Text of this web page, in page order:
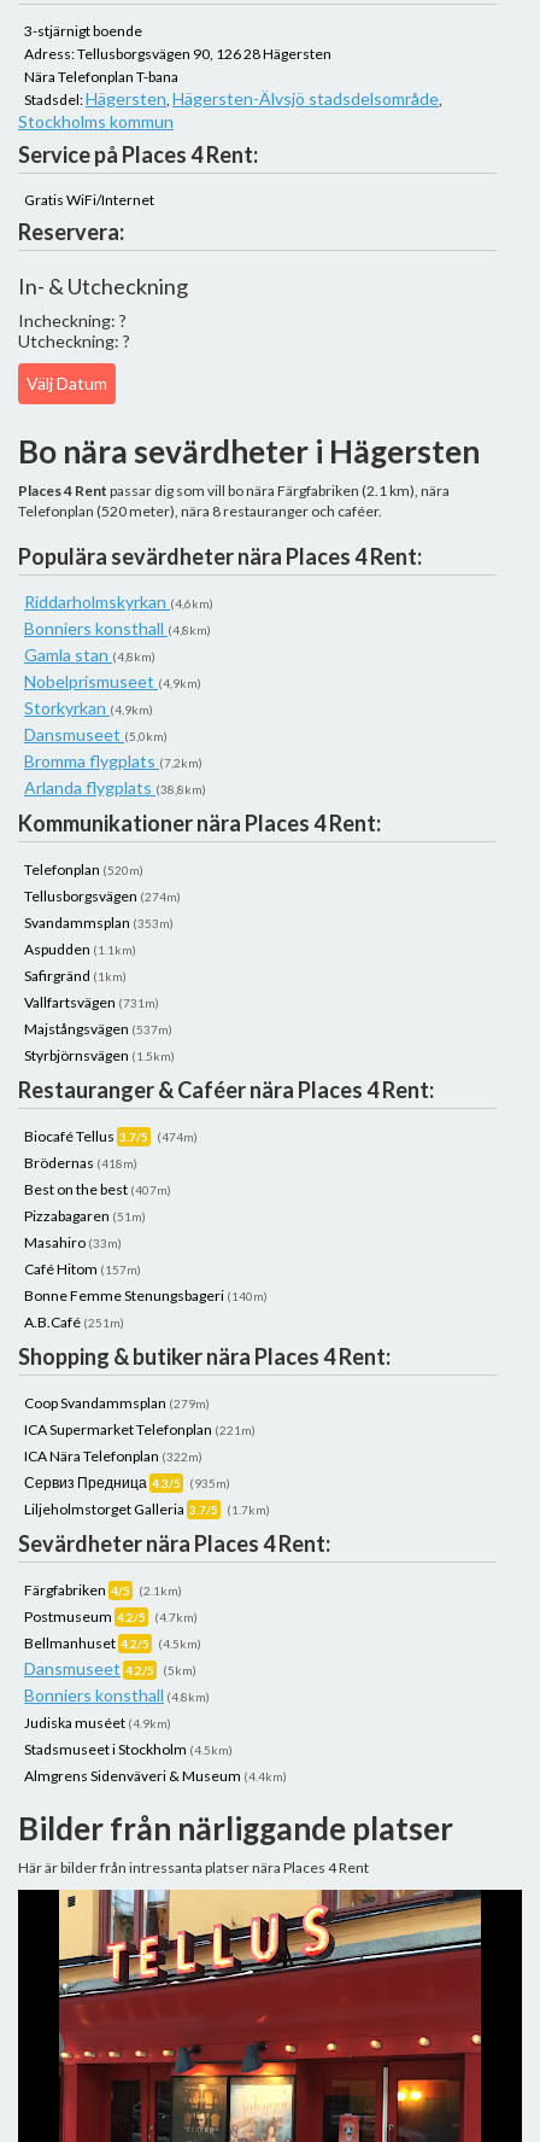
3-stjärnigt boende
Adress: Tellusborgsvägen 90, 126 28 Hägersten
Nära Telefonplan T-bana
Stadsdel:Hägersten, Hägersten-Älvsjö stadsdelsområde,
Stockholms kommun
Service på Places 4 Rent:
Gratis WiFi/Internet
Reservera:
In- & Utcheckning
Incheckning: ?
Utcheckning: ?
Välj Datum
Bo nära sevärdheter i Hägersten
Places 4 Rent passar dig som vill bo nära Färgfabriken (2.1 km), nära
Telefonplan (520 meter), nära 8 restauranger och caféer.
Populära sevärdheter nära Places 4 Rent:
Riddarholmskyrkan (4,6km)
Bonniers konsthall (4,8km)
Gamla stan (4,8km)
Nobelprismuseet (4,9km)
Storkyrkan (4,9km)
Dansmuseet (5,0km)
Bromma flygplats (7,2km)
Arlanda flygplats (38,8km)
Kommunikationer nära Places 4 Rent:
Telefonplan (520m)
Tellusborgsvägen (274m)
Svandammsplan (353m)
Aspudden (1.1km)
Safirgränd (1km)
Vallfartsvägen (731m)
Majstångsvägen (537m)
Styrbjörnsvägen (1.5km)
Restauranger & Caféer nära Places 4 Rent:
Biocafé Tellus 3.7/5 (474m)
Brödernas (418m)
Best on the best (407m)
Pizzabagaren (51m)
Masahiro (33m)
Café Hitom (157m)
Bonne Femme Stenungsbageri (140m)
A.B.Café (251m)
Shopping & butiker nära Places 4 Rent:
Coop Svandammsplan (279m)
ICA Supermarket Telefonplan (221m)
ICA Nära Telefonplan (322m)
Сервиз Предница 4.3/5 (935m)
Liljeholmstorget Galleria 3.7/5 (1.7km)
Sevärdheter nära Places 4 Rent:
Färgfabriken 4/5 (2.1km)
Postmuseum 4.2/5 (4.7km)
Bellmanhuset 4.2/5 (4.5km)
Dansmuseet 4.2/5 (5km)
Bonniers konsthall (4.8km)
Judiska muséet (4.9km)
Stadsmuseet i Stockholm (4.5km)
Almgrens Sidenväveri & Museum (4.4km)
Bilder från närliggande platser
Här är bilder från intressanta platser nära Places 4 Rent